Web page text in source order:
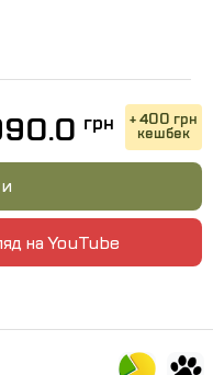
грн + 400 грн
кешбек
на YouTube